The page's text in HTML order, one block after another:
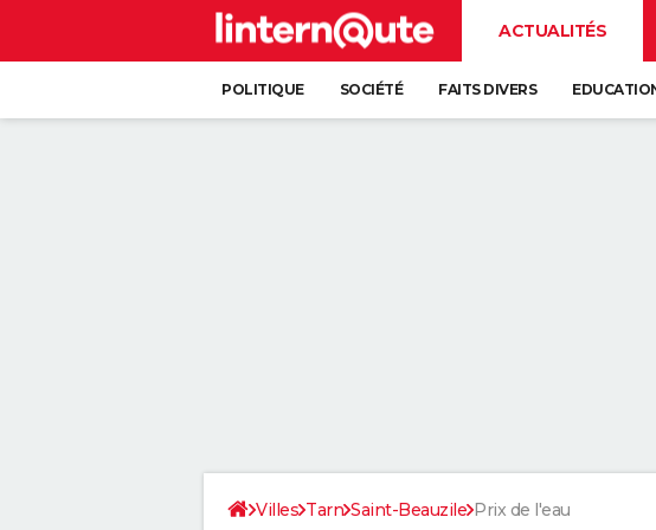
ACTUALITÉS
POLITIQUE SOCIÉTÉ FAITS DIVERS
Villes Tarn Saint-Beauzile Prix de l'eau